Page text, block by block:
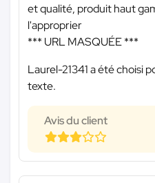
et qualité, produit haut
l'approprier
*** URL MASQUÉE ***
Laurel-21341 a été choisi
texte.
Avis du client